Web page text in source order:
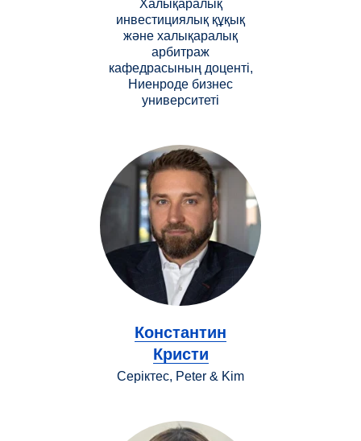
Халықаралық
инвестициялық құқық
және халықаралық
арбитраж
кафедрасының доценті,
Ниенроде бизнес
университеті
Константин
Кристи
Серіктес, Peter & Kim